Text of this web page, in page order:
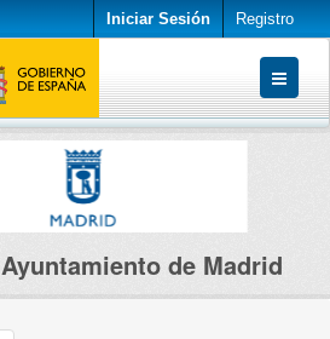
Iniciar Sesión Registro
Ayuntamiento de Madrid